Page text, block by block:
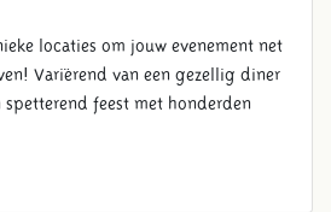
locaties om jouw evenement net
Variërend van een gezellig diner
feest met honderden